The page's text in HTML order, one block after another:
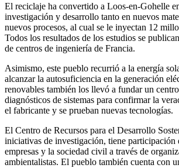
El reciclaje ha convertido a Loos-en-Gohelle
investigación y desarrollo tanto en nuevos
nuevos procesos, al cual se le inyectan 12
Todos los resultados de los estudios se
de centros de ingeniería de Francia.
Asimismo, este pueblo recurrió a la energía
alcanzar la autosuficiencia en la generación
renovables también los llevó a fundar un
diagnósticos de sistemas para confirmar la
el fabricante y se prueban nuevas tecnologías.
El Centro de Recursos para el Desarrollo
iniciativas de investigación, tiene participación
empresas y la sociedad civil a través de
ambientalistas. El pueblo también cuenta con